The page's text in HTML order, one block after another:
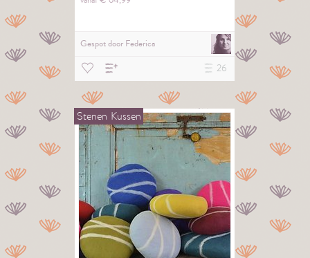
Gespot door Federica
26
Stenen Kussen